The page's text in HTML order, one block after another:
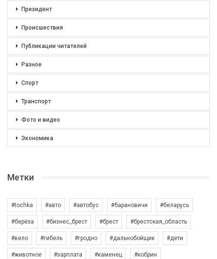
Президент
Происшествия
Публикации читателей
Разное
Спорт
Транспорт
Фото и видео
Экономика
Метки
#tochka #авто #автобус #барановичи #беларусь
#берёза #бизнес_брест #брест #брестская_область
#вело #гибель #гродно #дальнобойщик #дети
#животное #зарплата #каменец #кобрин